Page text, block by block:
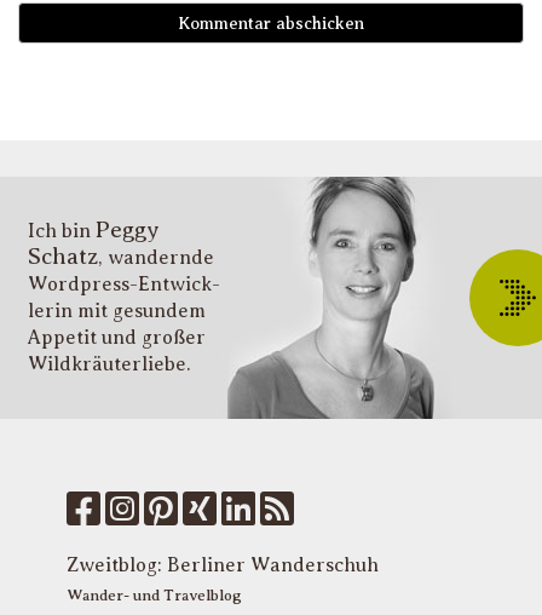
Ich bin Peggy
Schatz, wandernde
Wordpress-Entwick­
lerin mit gesundem
Appetit und großer
Wildkräuter­liebe.
Zweitblog: Berliner Wanderschuh
Wander- und Travelblog